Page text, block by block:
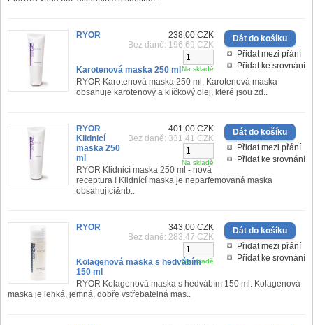
Přidat mezi přání
Přidat ke srovnání
238,00 CZK
Bez daně: 196,69 CZK
Na skladě
RYOR
Karotenová maska 250 ml
RYOR Karotenová maska 250 ml. Karotenová maska
obsahuje karotenový a klíčkový olej, které jsou zd..
Přidat mezi přání
Přidat ke srovnání
401,00 CZK
Bez daně: 331,41 CZK
Na skladě
RYOR
Klidnicí
maska 250
ml
RYOR Klidnicí maska 250 ml - nová
receptura ! Klidnící maska je neparfemovaná maska
obsahující&nb..
Přidat mezi přání
Přidat ke srovnání
343,00 CZK
Bez daně: 283,47 CZK
Na skladě
RYOR
Kolagenová maska s hedvábím
150 ml
RYOR Kolagenová maska s hedvábím 150 ml. Kolagenová
maska je lehká, jemná, dobře vstřebatelná mas..